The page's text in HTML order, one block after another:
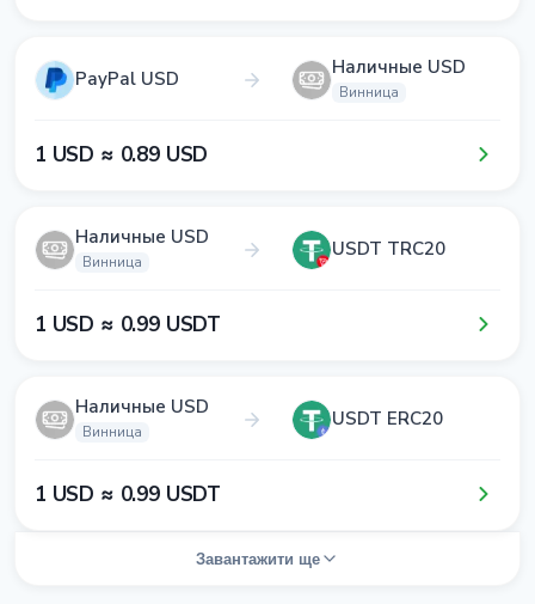
PayPal USD Наличные USD
Винница
1​ USD ≈ 0​.8​9​ USD
Наличные USD
Винница
USDT TRC20
1​ USD ≈ 0​.9​9​ USDT
Наличные USD
Винница
USDT ERC20
1​ USD ≈ 0​.9​9​ USDT
Завантажити ще